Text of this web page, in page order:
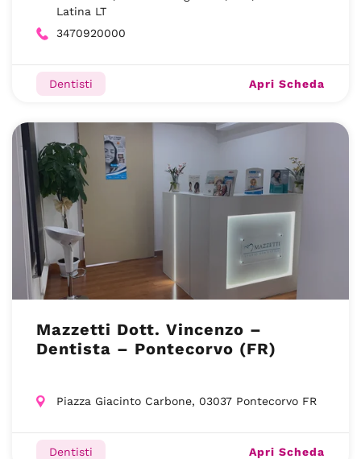
Latina LT
3470920000
Dentisti Apri Scheda
Mazzetti Dott. Vincenzo –
Dentista – Pontecorvo (FR)
Piazza Giacinto Carbone, 03037 Pontecorvo FR
Dentisti Apri Scheda